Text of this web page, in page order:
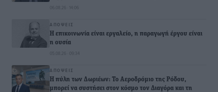
06.08.26 · 14:06
ΑΠΌΨΕΙΣ
Η επικοινωνία είναι εργαλείο, η παραγωγή έργου είναι
η ουσία
05.08.26 · 09:34
ΑΠΌΨΕΙΣ
Η πύλη των Δωριέων: Το Αεροδρόμιο της Ρόδου,
μπορεί να συστήσει στον κόσμο τον Διαγόρα και τη